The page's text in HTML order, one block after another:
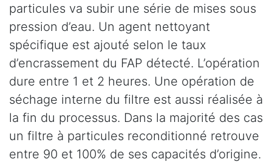
particules va subir une série de mises sous
pression d’eau. Un agent nettoyant
spécifique est ajouté selon le taux
d’encrassement du FAP détecté. L’opération
dure entre 1 et 2 heures. Une opération de
séchage interne du filtre est aussi réalisée à
la fin du processus. Dans la majorité des cas
un filtre à particules reconditionné retrouve
entre 90 et 100% de ses capacités d’origine.